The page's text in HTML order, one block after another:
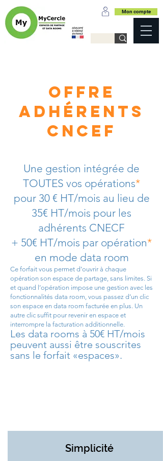
Mon compte
Offre
adhérents
CNCEF
Une gestion intégrée de
TOUTES vos opérations*
pour 30 € HT/mois au lieu de
35€ HT/mois pour les
adhérents CNECF
+ 50€ HT/mois par opération*
en mode data room
Ce forfait vous permet d’ouvrir à chaque
opération son espace de partage, sans limites. Si
et quand l’opération impose une gestion avec les
fonctionnalités data room, vous passez d’un clic
son espace en data room facturée en plus. Un
autre clic suffit pour revenir en espace et
interrompre la facturation additionnelle.
Les data rooms à 50€ HT/mois
peuvent aussi être souscrites
sans le forfait «espaces».
Simplicité